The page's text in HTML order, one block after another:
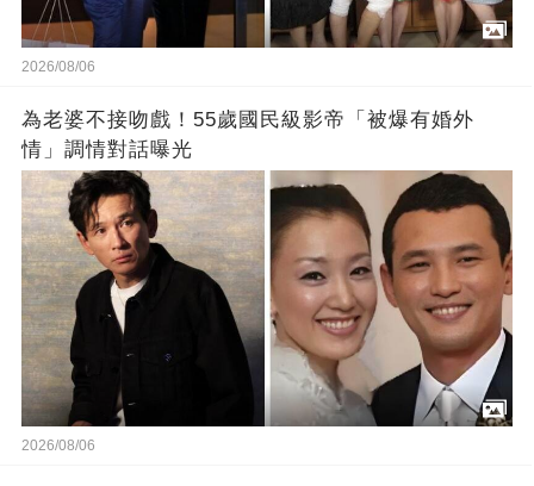
2026/08/06
為老婆不接吻戲！55歲國民級影帝「被爆有婚外
情」調情對話曝光
2026/08/06